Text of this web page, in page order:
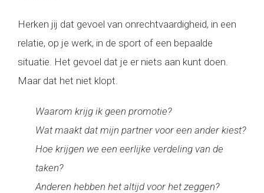
Herken jij dat gevoel van onrechtvaardigheid, in een
relatie, op je werk, in de sport of een bepaalde
situatie. Het gevoel dat je er niets aan kunt doen.
Maar dat het niet klopt.
Waarom krijg ik geen promotie?
Wat maakt dat mijn partner voor een ander kiest?
Hoe krijgen we een eerlijke verdeling van de
taken?
Anderen hebben het altijd voor het zeggen?